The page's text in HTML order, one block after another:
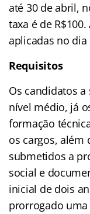
até 30 de abril,
taxa é de
aplicadas no
Requisitos
Os candidatos
nível médio, já
formação
os cargos, além
submetidos a
social e
inicial de dois
prorrogado